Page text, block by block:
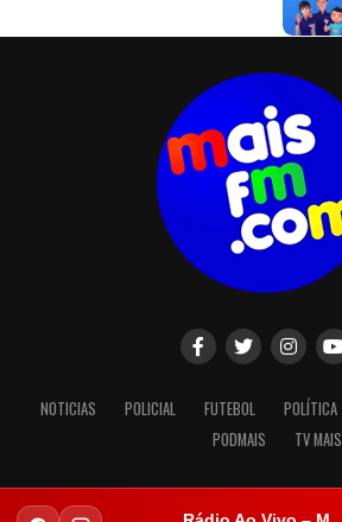
NOTICIAS POLICIAL FUTEBOL POLÍTICA
PODMAIS
TV MAIS